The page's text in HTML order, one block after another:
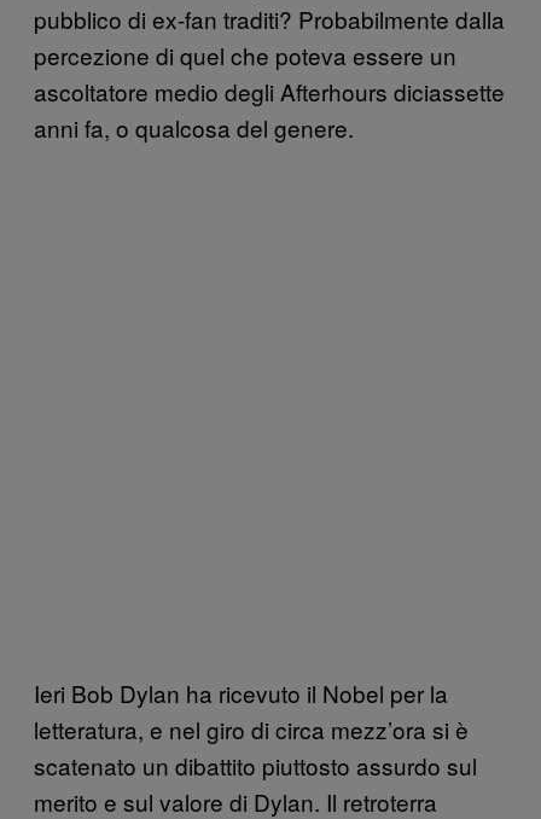
pubblico di ex-fan traditi? Probabilmente dalla
percezione di quel che poteva essere un
ascoltatore medio degli Afterhours diciassette
anni fa, o qualcosa del genere.
Ieri Bob Dylan ha ricevuto il Nobel per la
letteratura, e nel giro di circa mezz’ora si è
scatenato un dibattito piuttosto assurdo sul
merito e sul valore di Dylan. Il retroterra